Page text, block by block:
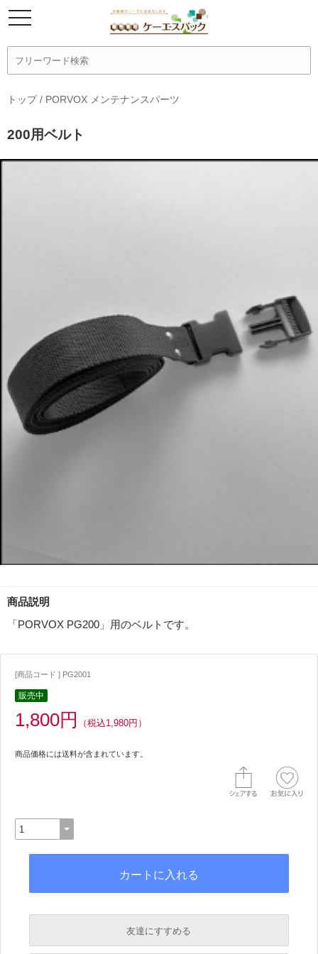
トップ/ PORVOX メンテナンスパーツ
200用ベルト
商品説明
「PORVOX PG200」用のベルトです。
[商品コード ] PG2001
販売中
1,800円 （税込1,980円）
商品価格には送料が含まれています。
友達にすすめる